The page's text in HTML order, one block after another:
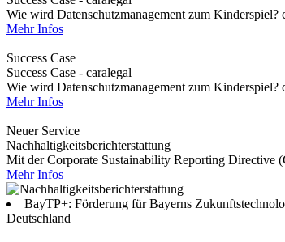
Wie wird Datenschutzmanagement zum
Mehr Infos
Success Case
Success Case - caralegal
Wie wird Datenschutzmanagement zum
Mehr Infos
Neuer Service
Nachhaltigkeitsberichterstattung
Mit der Corporate Sustainability Reporting Directive
Mehr Infos
BayTP+: Förderung für Bayerns
Deutschland